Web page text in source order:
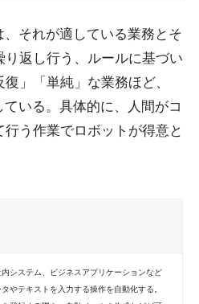
それが適している業務とそ
り返し行う、ルールに基づい
」「単純」な業務ほど、
いる。具体的に、人間がコ
う作業でロボットが得意と
システム、ビジネスアプリケーションなど
やテキストを入力する操作を自動化する。